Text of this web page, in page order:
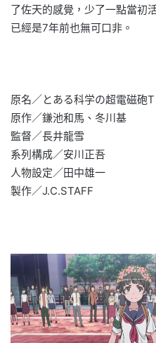
了佐天的感覺，少了一點當初
已經是7年前也無可口非。
原名／とある科学の超電磁砲T
原作／鎌池和馬、冬川基
監督／長井龍雪
系列構成／安川正吾
人物設定／田中雄一
製作／J.C.STAFF